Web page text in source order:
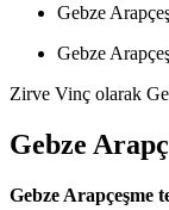
Gebze
Gebze
Zirve Vinç olarak
Gebze
Gebze Arapçeşme